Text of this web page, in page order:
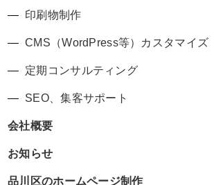
印刷物制作
CMS（WordPress等）カスタマイズ
定期コンサルティング
SEO、集客サポート
会社概要
お知らせ
品川区のホームページ制作